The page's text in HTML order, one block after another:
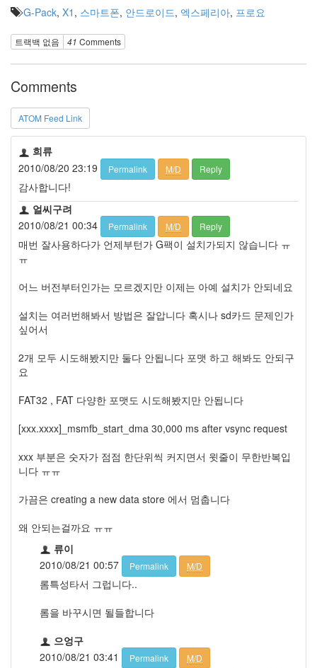
G-Pack, X1 , 스마트폰, 안드로이드, 엑스페리아, 프로요
트랙백 없음 41 Comments
Comments
ATOM Feed Link
희류
2010/08/20 23:19
Permalink M/D Reply
감사합니다!
얼씨구려
2010/08/21 00:34
Permalink M/D Reply
매번 잘사용하다가 언제부턴가 G팩이 설치가되지 않습니다 ㅠ
ㅠ
어느 버전부터인가는 모르겠지만 이제는 아예 설치가 안되네요
설치는 여러번해봐서 방법은 잘압니다 혹시나 sd카드 문제인가
싶어서
2개 모두 시도해봤지만 둘다 안됩니다 포맷 하고 해봐도 안되구
요
FAT32 , FAT 다양한 포맷도 시도해봤지만 안됩니다
[xxx.xxxx]_msmfb_start_dma 30,000 ms after vsync request
xxx 부분은 숫자가 점점 한단위씩 커지면서 윗줄이 무한반복입
니다 ㅠㅠ
가끔은 creating a new data store 에서 멈춥니다
왜 안되는걸까요 ㅠㅠ
류이
2010/08/21 00:57
Permalink M/D
롬특성타서 그럽니다..
롬을 바꾸시면 될들합니다
으엉구
2010/08/21 03:41
Permalink M/D
Find!